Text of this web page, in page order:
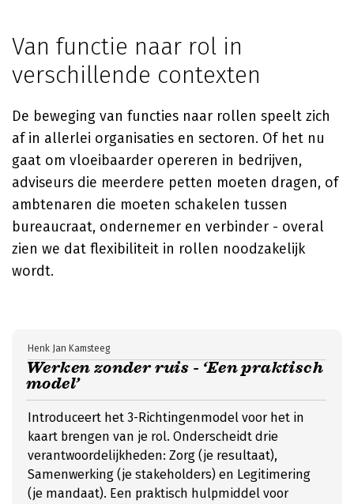
Van functie naar rol in
verschillende contexten
De beweging van functies naar rollen speelt zich
af in allerlei organisaties en sectoren. Of het nu
gaat om vloeibaarder opereren in bedrijven,
adviseurs die meerdere petten moeten dragen, of
ambtenaren die moeten schakelen tussen
bureaucraat, ondernemer en verbinder - overal
zien we dat flexibiliteit in rollen noodzakelijk
wordt.
Werken zonder ruis - ‘Een praktisch
model’
Henk Jan Kamsteeg
Introduceert het 3-Richtingenmodel voor het in
kaart brengen van je rol. Onderscheidt drie
verantwoordelijkheden: Zorg (je resultaat),
Samenwerking (je stakeholders) en Legitimering
(je mandaat). Een praktisch hulpmiddel voor